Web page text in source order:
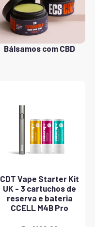
Bálsamos com CBD
CDT Vape Starter Kit
UK - 3 cartuchos de
reserva e bateria
CCELL M4B Pro